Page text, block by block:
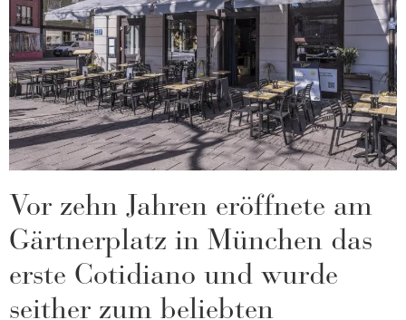
Vor zehn Jahren eröffnete am
Gärtnerplatz in München das
erste Cotidiano und wurde
seither zum beliebten